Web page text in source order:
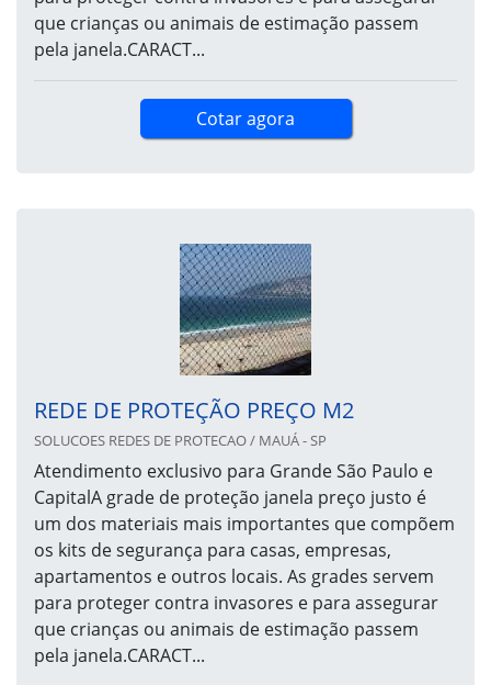
que crianças ou animais de estimação passem
pela janela.CARACT...
Cotar agora
REDE DE PROTEÇÃO PREÇO M2
SOLUCOES REDES DE PROTECAO / MAUÁ - SP
Atendimento exclusivo para Grande São Paulo e
CapitalA grade de proteção janela preço justo é
um dos materiais mais importantes que compõem
os kits de segurança para casas, empresas,
apartamentos e outros locais. As grades servem
para proteger contra invasores e para assegurar
que crianças ou animais de estimação passem
pela janela.CARACT...